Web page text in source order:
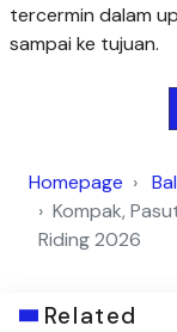
tercermin dalam
sampai ke tujuan.
Homepage
Kompak,
Riding 2026
Related